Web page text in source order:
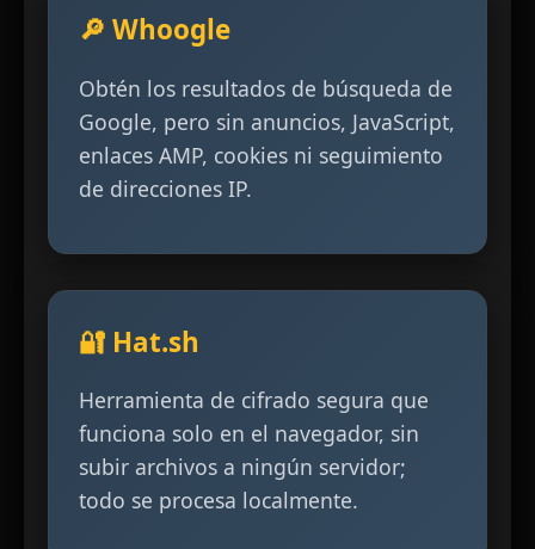
🔎 Whoogle
Obtén los resultados de búsqueda de
Google, pero sin anuncios, JavaScript,
enlaces AMP, cookies ni seguimiento
de direcciones IP.
🔐 Hat.sh
Herramienta de cifrado segura que
funciona solo en el navegador, sin
subir archivos a ningún servidor;
todo se procesa localmente.